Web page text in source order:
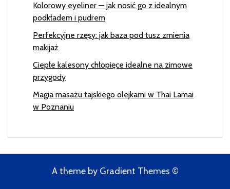
Kolorowy eyeliner — jak nosić go z idealnym
podkładem i pudrem
Perfekcyjne rzęsy: jak baza pod tusz zmienia
makijaż
Ciepłe kalesony chłopięce idealne na zimowe
przygody
Magia masażu tajskiego olejkami w Thai Lamai
w Poznaniu
A theme by Gradient Themes ©